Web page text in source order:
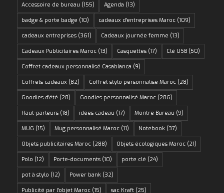
Accessoire de bureau (155) Agenda (13)
badge & porte badge (10) cadeaux d'entreprises Maroc(109)
cadeaux entreprises(361) Cadeaux journée femme (13)
Cadeaux Publicitaires Maroc(13) Casquettes(17) Clé USB(50)
Coffret cadeaux personnalisé Casablanca (9)
Coffrets cadeaux (82) Coffret stylo personnalise Maroc(28)
Goodies d'été (28) Goodies personnalisé Maroc(286)
Haut-parleurs(18) idées cadeau (17) Montre Bureau (9)
MUG (15) Mug personnalisé Maroc(11) Notebook(37)
Objets publicitaires Maroc(288) Objets écologiques Maroc(21)
Polo (12) Porte-documents(10) porte clé (24)
pot à stylo (12) Power bank(32)
Publicité par l'objet Maroc(15) sac Kraft(25)